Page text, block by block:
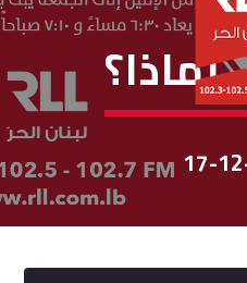
حر
17-